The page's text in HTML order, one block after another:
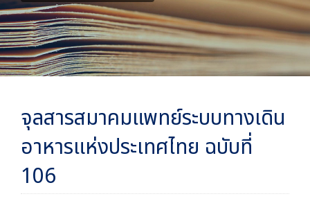
จุลสารสมาคมแพทย์ระบบทางเดิน
อาหารแห่งประเทศไทย ฉบับที่
106